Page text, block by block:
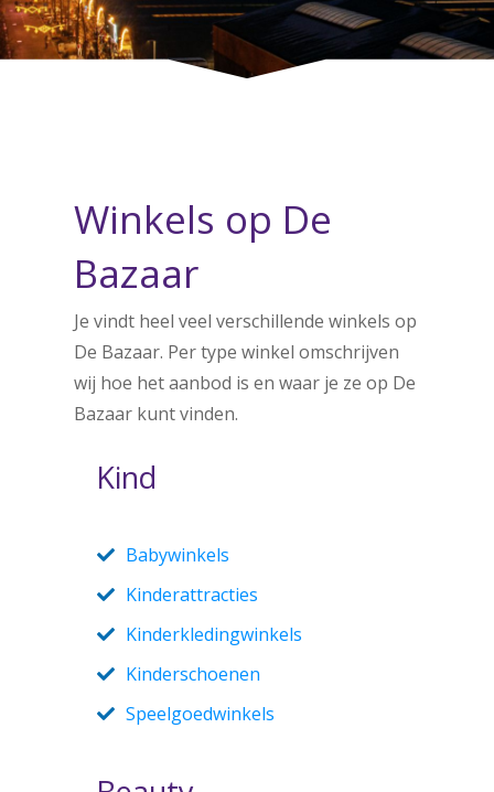
Winkels op De
Bazaar
Je vindt heel veel verschillende winkels op
De Bazaar. Per type winkel omschrijven
wij hoe het aanbod is en waar je ze op De
Bazaar kunt vinden.
Kind
Babywinkels
Kinderattracties
Kinderkledingwinkels
Kinderschoenen
Speelgoedwinkels